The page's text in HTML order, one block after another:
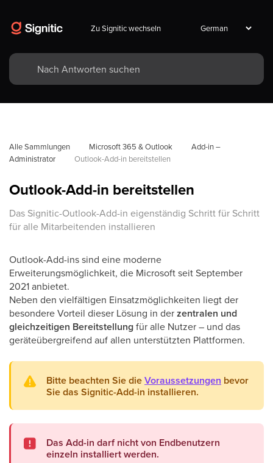
Zu Signitic wechseln
Alle Sammlungen Microsoft 365 & Outlook
Add-in –
Administrator
Outlook-Add-in bereitstellen
Outlook-Add-in bereitstellen
Das Signitic-Outlook-Add-in eigenständig Schritt für Schritt
für alle Mitarbeitenden installieren
Outlook-Add-ins sind eine moderne
Erweiterungsmöglichkeit, die Microsoft seit September
2021 anbietet.
Neben den vielfältigen Einsatzmöglichkeiten liegt der
besondere Vorteil dieser Lösung in derzentralen und
gleichzeitigen Bereitstellungfür alle Nutzer – und das
geräteübergreifend auf allen unterstützten Plattformen.
Bitte beachten Sie dieVoraussetzungen bevor
Sie das Signitic-Add-in installieren.
Das Add-in darf nicht von Endbenutzern
einzeln installiert werden.